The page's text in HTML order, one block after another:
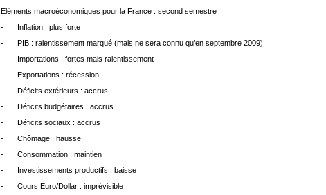
Eléments macroéconomiques pour la France : second semestre
-
Inflation : plus forte
-
PIB : ralentissement marqué (mais ne sera connu qu’en septembre 2009)
-
Importations : fortes mais ralentissement
-
Exportations : récession
-
Déficits extérieurs : accrus
-
Déficits budgétaires : accrus
-
Déficits sociaux : accrus
-
Chômage : hausse.
-
Consommation : maintien
-
Investissements productifs : baisse
-
Cours Euro/Dollar : imprévisible